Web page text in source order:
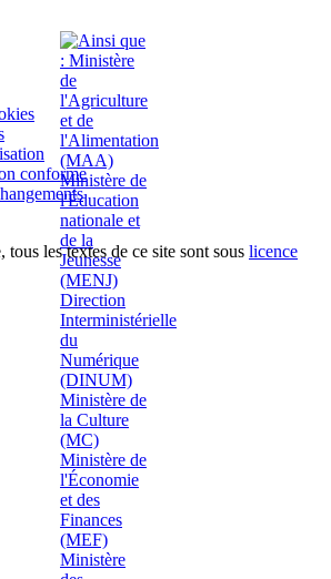
conforme
les textes de ce site sont sous licence